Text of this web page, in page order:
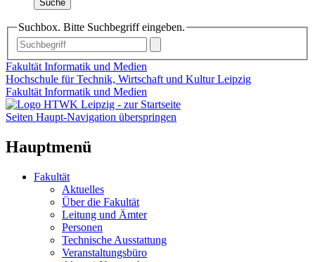
Suche
Suchbox. Bitte Suchbegriff eingeben.
Fakultät Informatik und Medien
Hochschule für Technik, Wirtschaft und Kultur Leipzig
Fakultät Informatik und Medien
Seiten Haupt-Navigation überspringen
Hauptmenü
Fakultät
Aktuelles
Über die Fakultät
Leitung und Ämter
Personen
Technische Ausstattung
Veranstaltungsbüro